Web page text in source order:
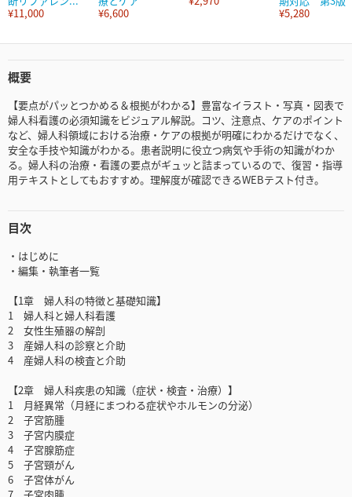
¥11,000
¥6,600
¥5,280
概要
【要点がパッとつかめる＆根拠がわかる】豊富なイラスト・写真・図表で
婦人科看護の必須知識をビジュアル解説。コツ、注意点、ケアのポイント
など、婦人科領域における治療・ケアの根拠が明確にわかるだけでなく、
安全な手技や知識がわかる。患者説明に役立つ病気や手術の知識がわか
る。婦人科の治療・看護の要点がギュッと詰まっているので、復習・指導
用テキストとしてもおすすめ。理解度が確認できるWEBテスト付き。
目次
・はじめに
・編集・執筆者一覧
【1章 婦人科の特徴と基礎知識】
1 婦人科と婦人科看護
2 女性生殖器の解剖
3 産婦人科の診察と介助
4 産婦人科の検査と介助
【2章 婦人科疾患の知識（症状・検査・治療）】
1 月経異常（月経にまつわる症状やホルモンの分泌）
2 子宮筋腫
3 子宮内膜症
4 子宮腺筋症
5 子宮頸がん
6 子宮体がん